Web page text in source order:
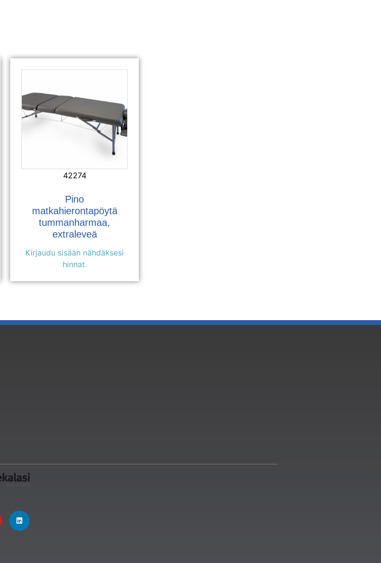
42274
Pino
matkahierontapöytä
tummanharmaa,
extraleveä
Kirjaudu sisään nähdäksesi
hinnat.